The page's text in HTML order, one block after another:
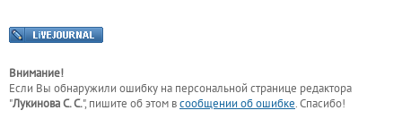
Внимание!
Если Вы обнаружили ошибку на персональной странице редактора
"Лукинова С. С.", пишите об этом всообщении об ошибке. Спасибо!